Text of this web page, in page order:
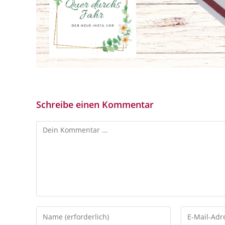
Schreibe einen Kommentar
Kommentar
Gib
Gib